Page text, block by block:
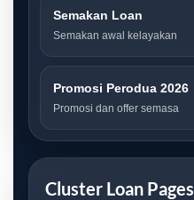
Semakan Loan
Semakan awal kelayakan
Promosi Perodua 2026
Promosi dan offer semasa
Cluster Loan Pages